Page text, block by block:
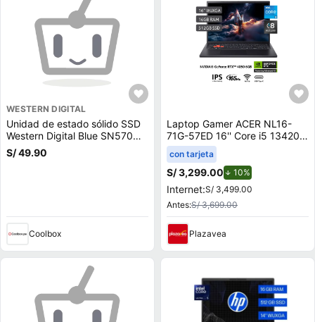
WESTERN DIGITAL
Unidad de estado sólido SSD
Western Digital Blue SN570
500GB, M.2, NVMe, PCIe 3.0
S/ 49.90
Coolbox
Laptop Gamer ACER NL16-
71G-57ED 16'' Core i5 13420H
16GB 512GB SSD RTX 4050
6GB
con tarjeta
S/ 3,299.00 10%
Internet:S/ 3,499.00
Antes:S/ 3,699.00
Plazavea